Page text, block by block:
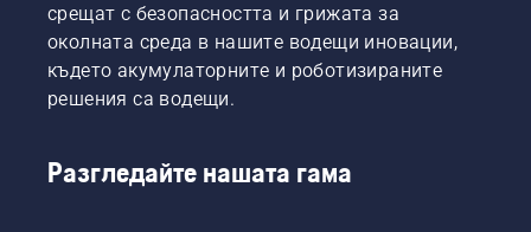
срещат с безопасността и грижата за
околната среда в нашите водещи иновации,
където акумулаторните и роботизираните
решения са водещи.
Разгледайте нашата гама